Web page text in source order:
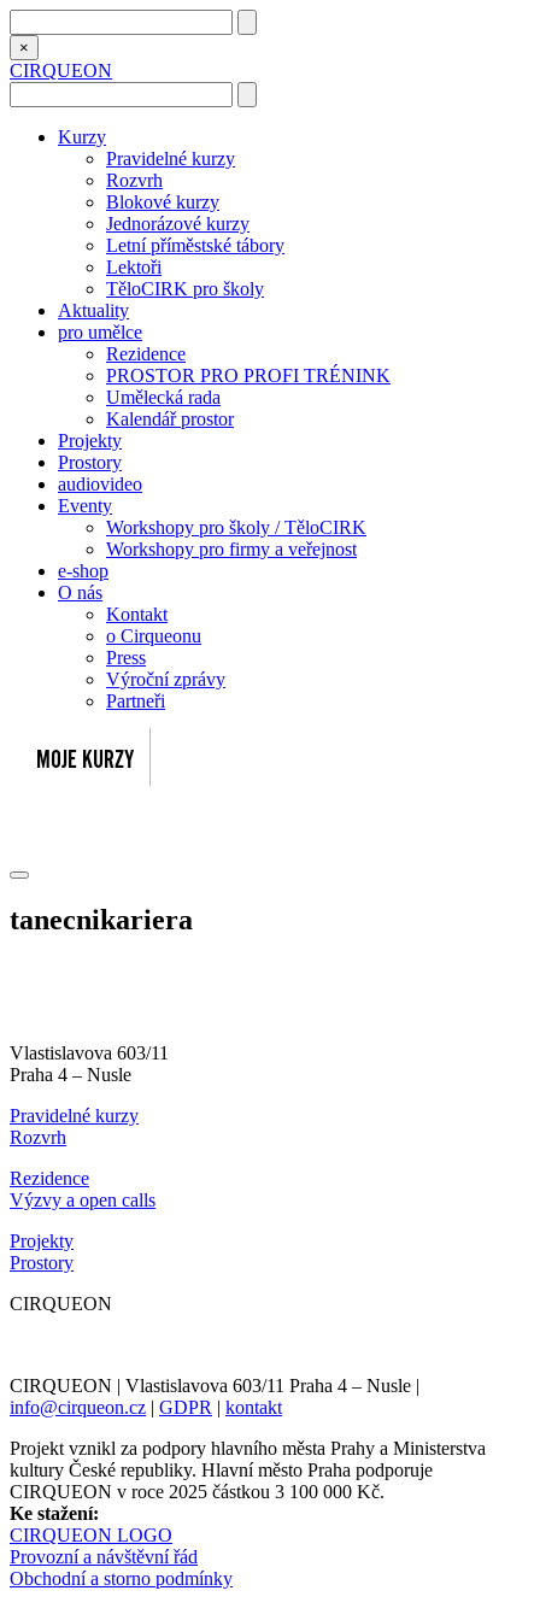
×
CIRQUEON
Kurzy
Pravidelné kurzy
Rozvrh
Blokové kurzy
Jednorázové kurzy
Letní příměstské tábory
Lektoři
TěloCIRK pro školy
Aktuality
pro umělce
Rezidence
PROSTOR PRO PROFI TRÉNINK
Umělecká rada
Kalendář prostor
Projekty
Prostory
audiovideo
Eventy
Workshopy pro školy / TěloCIRK
Workshopy pro firmy a veřejnost
e-shop
O nás
Kontakt
o Cirqueonu
Press
Výroční zprávy
Partneři
tanecnikariera
Vlastislavova 603/11
Praha 4 – Nusle
Pravidelné kurzy
Rozvrh
Rezidence
Výzvy a open calls
Projekty
Prostory
CIRQUEON
CIRQUEON | Vlastislavova 603/11 Praha 4 – Nusle |
info@cirqueon.cz | GDPR | kontakt
Projekt vznikl za podpory hlavního města Prahy a Ministerstva
kultury České republiky. Hlavní město Praha podporuje
CIRQUEON v roce 2025 částkou 3 100 000 Kč.
Ke stažení:
CIRQUEON LOGO
Provozní a návštěvní řád
Obchodní a storno podmínky